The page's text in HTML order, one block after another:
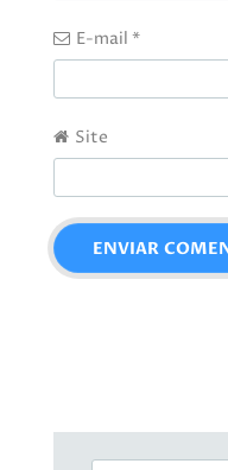
E-mail *
Site